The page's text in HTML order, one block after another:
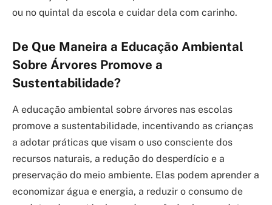
ou no quintal da escola e cuidar dela com carinho.
De Que Maneira a Educação Ambiental
Sobre Árvores Promove a
Sustentabilidade?
A educação ambiental sobre árvores nas escolas
promove a sustentabilidade, incentivando as crianças
a adotar práticas que visam o uso consciente dos
recursos naturais, a redução do desperdício e a
preservação do meio ambiente. Elas podem aprender a
economizar água e energia, a reduzir o consumo de